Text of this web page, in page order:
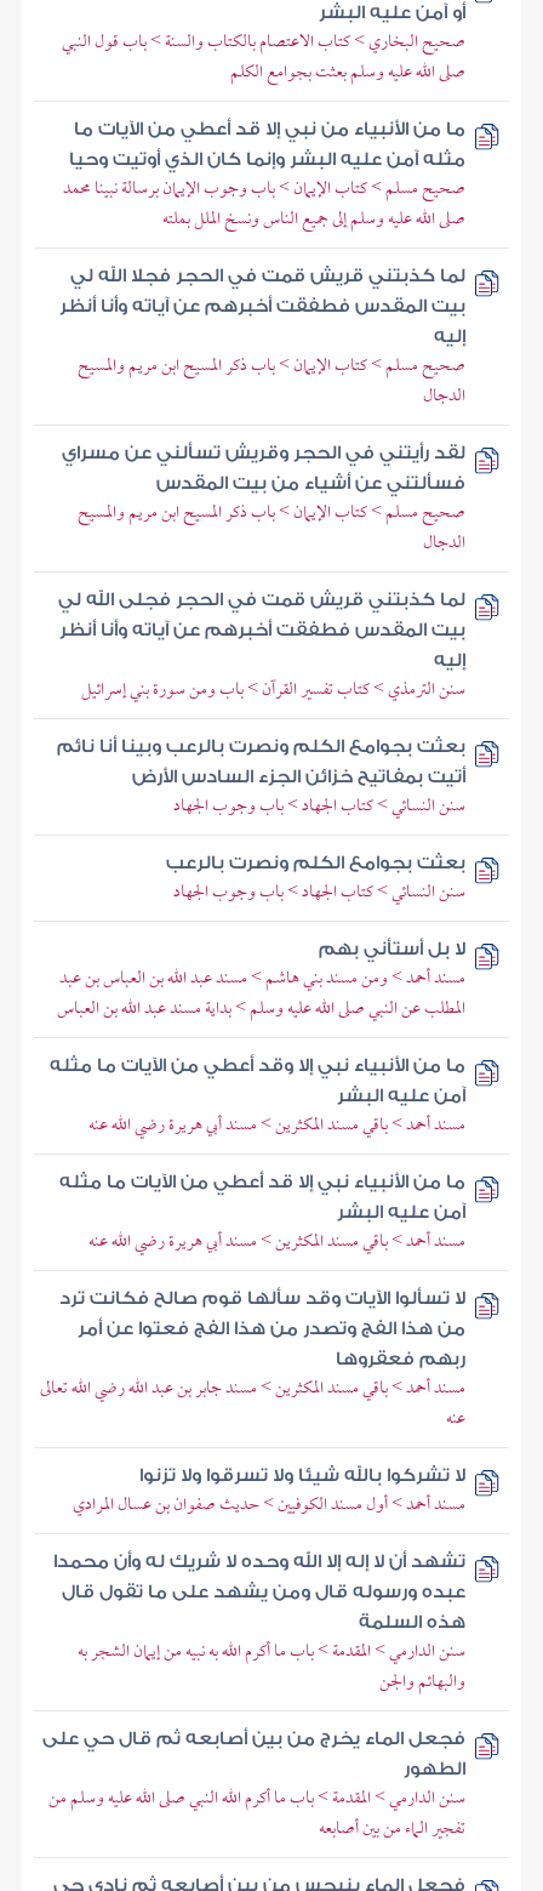
أو آمن عليه البشر
صحيح البخاري > كتاب الاعتصام بالكتاب والسنة > باب قول النبي
صلى الله عليه وسلم بعثت بجوامع الكلم
ما من الأنبياء من نبي إلا قد أعطي من الآيات ما
مثله آمن عليه البشر وإنما كان الذي أوتيت وحيا
صحيح مسلم > كتاب الإيمان > باب وجوب الإيمان برسالة نبينا محمد
صلى الله عليه وسلم إلى جميع الناس ونسخ الملل بملته
لما كذبتني قريش قمت في الحجر فجلا الله لي
بيت المقدس فطفقت أخبرهم عن آياته وأنا أنظر
إليه
صحيح مسلم > كتاب الإيمان > باب ذكر المسيح ابن مريم والمسيح
الدجال
لقد رأيتني في الحجر وقريش تسألني عن مسراي
فسألتني عن أشياء من بيت المقدس
صحيح مسلم > كتاب الإيمان > باب ذكر المسيح ابن مريم والمسيح
الدجال
لما كذبتني قريش قمت في الحجر فجلى الله لي
بيت المقدس فطفقت أخبرهم عن آياته وأنا أنظر
إليه
سنن الترمذي > كتاب تفسير القرآن > باب ومن سورة بني إسرائيل
بعثت بجوامع الكلم ونصرت بالرعب وبينا أنا نائم
أتيت بمفاتيح خزائن الجزء السادس الأرض
سنن النسائي > كتاب الجهاد > باب وجوب الجهاد
بعثت بجوامع الكلم ونصرت بالرعب
سنن النسائي > كتاب الجهاد > باب وجوب الجهاد
لا بل أستأني بهم
مسند أحمد > ومن مسند بني هاشم > مسند عبد الله بن العباس بن عبد
المطلب عن النبي صلى الله عليه وسلم > بداية مسند عبد الله بن العباس
ما من الأنبياء نبي إلا وقد أعطي من الآيات ما مثله
آمن عليه البشر
مسند أحمد > باقي مسند المكثرين > مسند أبي هريرة رضي الله عنه
ما من الأنبياء نبي إلا قد أعطي من الآيات ما مثله
آمن عليه البشر
مسند أحمد > باقي مسند المكثرين > مسند أبي هريرة رضي الله عنه
لا تسألوا الآيات وقد سألها قوم صالح فكانت ترد
من هذا الفج وتصدر من هذا الفج فعتوا عن أمر
ربهم فعقروها
مسند أحمد > باقي مسند المكثرين > مسند جابر بن عبد الله رضي الله تعالى
عنه
لا تشركوا بالله شيئا ولا تسرقوا ولا تزنوا
مسند أحمد > أول مسند الكوفيين > حديث صفوان بن عسال المرادي
تشهد أن لا إله إلا الله وحده لا شريك له وأن محمدا
عبده ورسوله قال ومن يشهد على ما تقول قال
هذه السلمة
سنن الدارمي > المقدمة > باب ما أكرم الله به نبيه من إيمان الشجر به
والبهائم والجن
فجعل الماء يخرج من بين أصابعه ثم قال حي على
الطهور
سنن الدارمي > المقدمة > باب ما أكرم الله النبي صلى الله عليه وسلم من
تفجير الماء من بين أصابعه
فجعل الماء ينبجس من بين أصابعه ثم نادى حي